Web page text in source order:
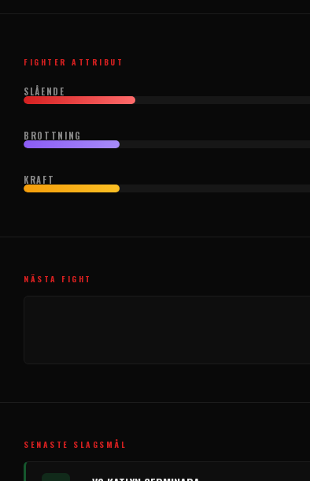
FIGHTER ATTRIBUT
SLÅENDE
BROTTNING
KRAFT
NÄSTA FIGHT
SENASTE SLAGSMÅL